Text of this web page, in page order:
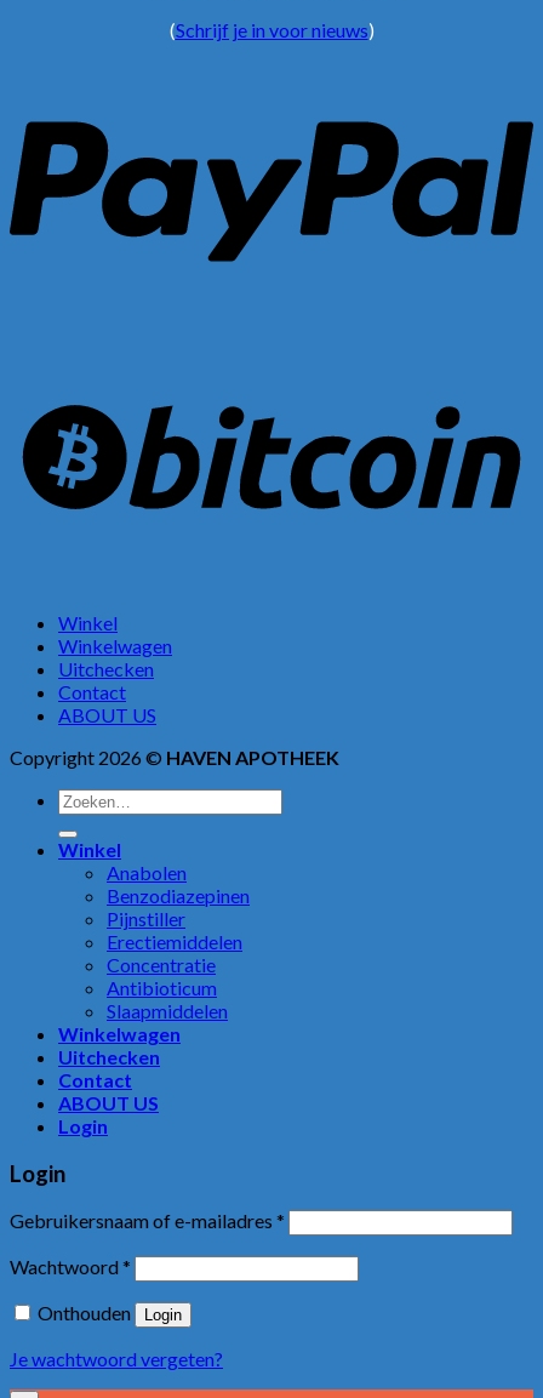
(Schrijf je in voor nieuws)
Winkel
Winkelwagen
Uitchecken
Contact
ABOUT US
Copyright 2026 © HAVEN APOTHEEK
Zoeken
naar:
Winkel
Anabolen
Benzodiazepinen
Pijnstiller
Erectiemiddelen
Concentratie
Antibioticum
Slaapmiddelen
Winkelwagen
Uitchecken
Contact
ABOUT US
Login
Login
Gebruikersnaam of e-mailadres *
Wachtwoord*
Onthouden
Login
Je wachtwoord vergeten?